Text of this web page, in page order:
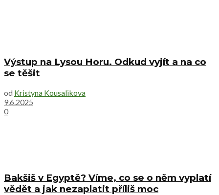
Výstup na Lysou Horu. Odkud vyjít a na co
se těšit
od Kristyna Kousalikova
9.6.2025
0
Bakšiš v Egyptě? Víme, co se o něm vyplatí
vědět a jak nezaplatit příliš moc